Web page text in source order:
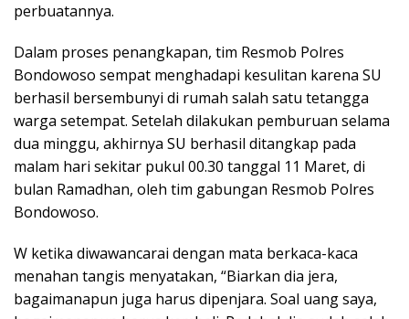
perbuatannya.
Dalam proses penangkapan, tim Resmob Polres
Bondowoso sempat menghadapi kesulitan karena SU
berhasil bersembunyi di rumah salah satu tetangga
warga setempat. Setelah dilakukan pemburuan selama
dua minggu, akhirnya SU berhasil ditangkap pada
malam hari sekitar pukul 00.30 tanggal 11 Maret, di
bulan Ramadhan, oleh tim gabungan Resmob Polres
Bondowoso.
W ketika diwawancarai dengan mata berkaca-kaca
menahan tangis menyatakan, “Biarkan dia jera,
bagaimanapun juga harus dipenjara. Soal uang saya,